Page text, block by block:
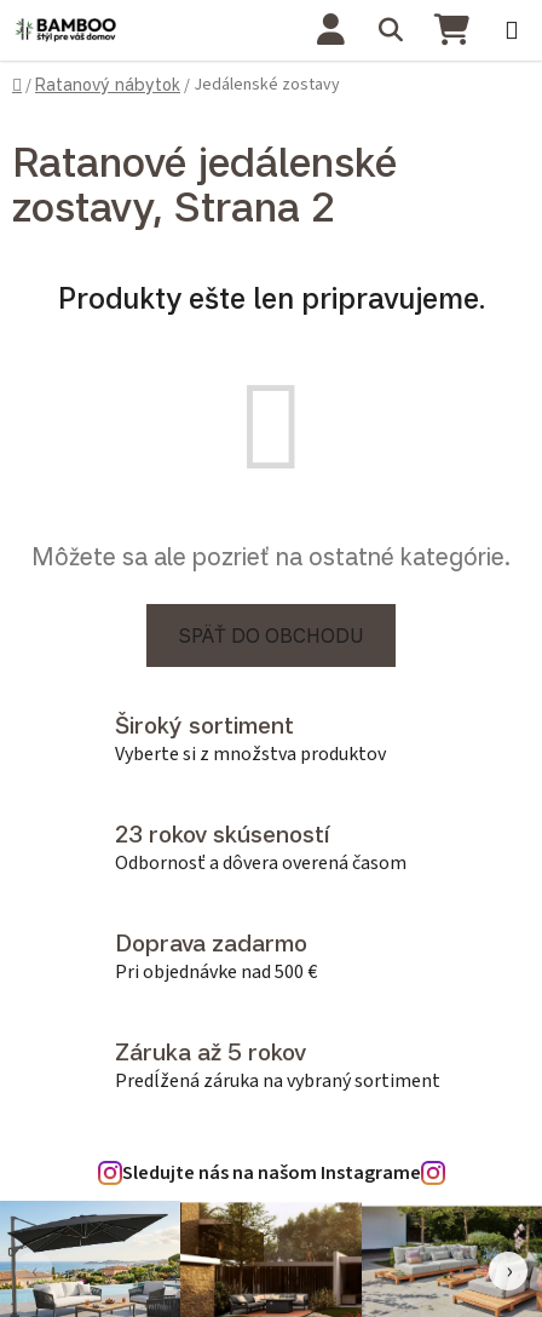
Prejsť na obsah Hľadať
Domov
/Ratanový nábytok / Jedálenské zostavy
Ratanové jedálenské
zostavy, Strana 2
Produkty ešte len pripravujeme.
Môžete sa ale pozrieť na ostatné kategórie.
SPÄŤ DO OBCHODU
Široký sortiment
Vyberte si z množstva produktov
23 rokov skúseností
Odbornosť a dôvera overená časom
Doprava zadarmo
Pri objednávke nad 500 €
Záruka až 5 rokov
Predĺžená záruka na vybraný sortiment
Sledujte nás na našom Instagrame
‹ ›